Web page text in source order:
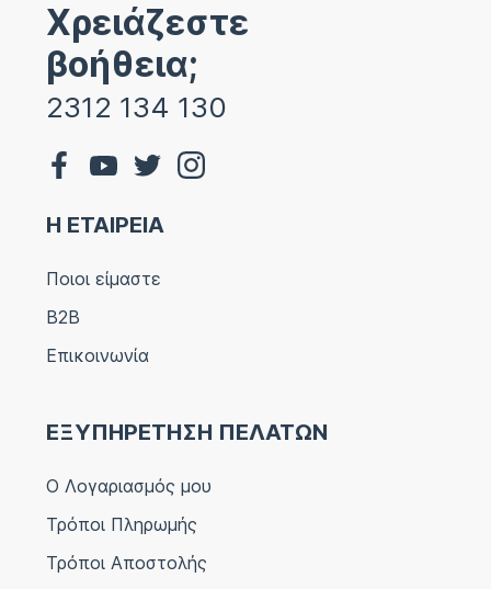
Χρειάζεστε
βοήθεια;
2312 134 130
Η ΕΤΑΙΡΕΙΑ
Ποιοι είμαστε
B2B
Επικοινωνία
ΕΞΥΠΗΡΕΤΗΣΗ ΠΕΛΑΤΩΝ
Ο Λογαριασμός μου
Τρόποι Πληρωμής
Τρόποι Αποστολής